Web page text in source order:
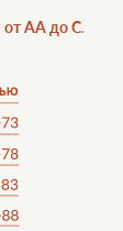
от АА до С.